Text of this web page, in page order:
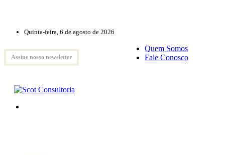
Quinta-feira, 6 de agosto de 2026
Assine nossa newsletter
Quem Somos
Fale Conosco